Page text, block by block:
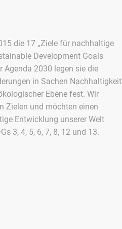
die 17 „Ziele für nachhaltige
Development Goals
Agenda 2030 legen sie die
in Sachen Nachhaltigkeit
Ebene fest. Wir
Zielen und möchten einen
Entwicklung unserer Welt
3, 4, 5, 6, 7, 8, 12 und 13.